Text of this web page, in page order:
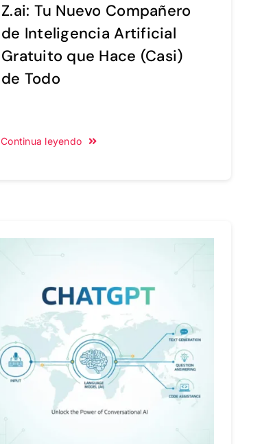
Z.ai: Tu Nuevo Compañero
de Inteligencia Artificial
Gratuito que Hace (Casi)
de Todo
Continua leyendo